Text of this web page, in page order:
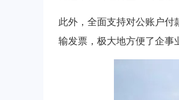
此外，全面支持对公账户
输发票，极大地方便了企事